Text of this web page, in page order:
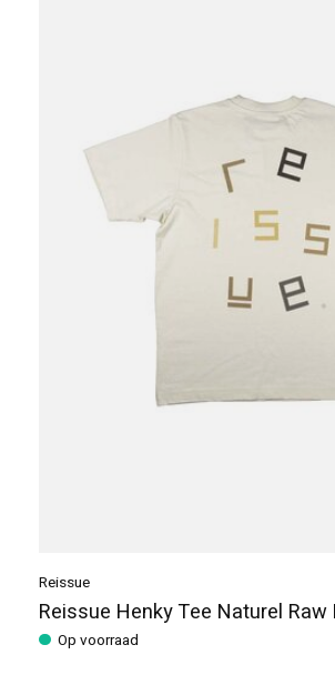
Reissue
Reissue Henky Tee Naturel Raw
Op voorraad